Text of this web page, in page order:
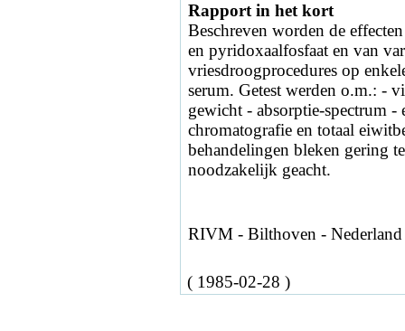
Rapport in het kort
Beschreven worden de
en pyridoxaalfosfaat en van
vriesdroogprocedures op
serum. Getest werden o.m.: -
gewicht - absorptie-spectrum
chromatografie en totaal
behandelingen bleken gering
noodzakelijk geacht.
RIVM - Bilthoven -
( 1985-02-28 )